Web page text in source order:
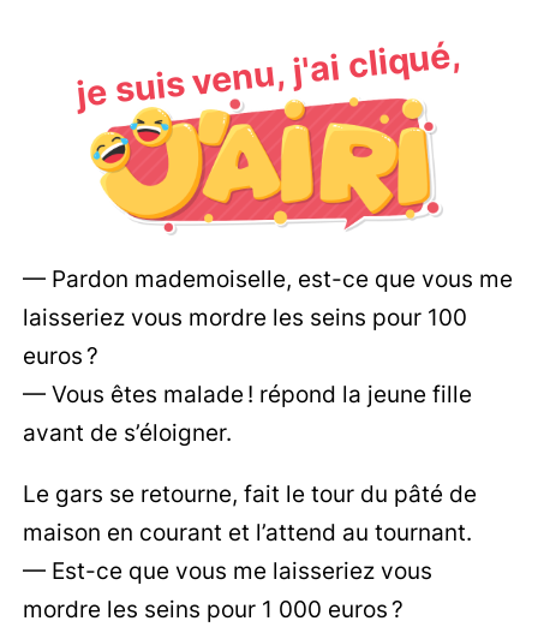
je suis venu, j'ai cliqué,
— Pardon mademoiselle, est-ce que vous me
laisseriez vous mordre les seins pour 100
euros ?
— Vous êtes malade ! répond la jeune fille
avant de s’éloigner.
Le gars se retourne, fait le tour du pâté de
maison en courant et l’attend au tournant.
— Est-ce que vous me laisseriez vous
mordre les seins pour 1 000 euros ?